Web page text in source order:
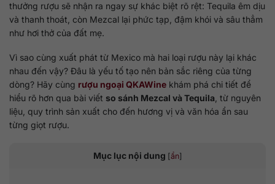
thưởng rượu sẽ nhận ra ngay sự khác biệt rõ rệt: Tequila êm dịu
và thanh thoát, còn Mezcal lại phức tạp, đậm khói và sâu thẳm
như hơi thở của đất mẹ.
Vì sao cùng xuất phát từ Mexico mà hai loại rượu này lại khác
nhau đến vậy? Đâu là yếu tố tạo nên bản sắc riêng của từng
dòng? Hãy cùng rượu ngoại QKAWine khám phá chi tiết để
hiểu rõ hơn qua bài viết so sánh Mezcal và Tequila , từ nguyên
liệu, quy trình sản xuất cho đến hương vị và văn hóa ẩn sau
từng giọt rượu.
Mục lục nội dung [ẩn]